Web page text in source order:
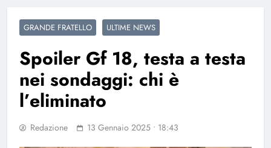
GRANDE FRATELLO ULTIME NEWS
Spoiler Gf 18, testa a testa
nei sondaggi: chi è
l’eliminato
Redazione 13 Gennaio 2025 • 18:43